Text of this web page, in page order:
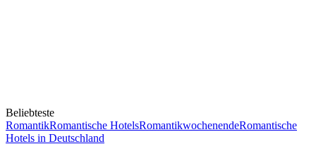
Beliebteste
RomantikRomantische HotelsRomantikwochenendeRomantische
Hotels in Deutschland